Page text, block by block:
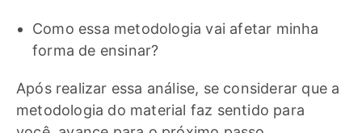
Como essa metodologia vai afetar minha
forma de ensinar?
Após realizar essa análise, se considerar que a
metodologia do material faz sentido para